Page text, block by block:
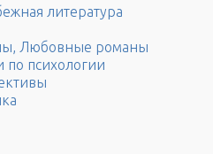
литература
Любовные романы
по психологии